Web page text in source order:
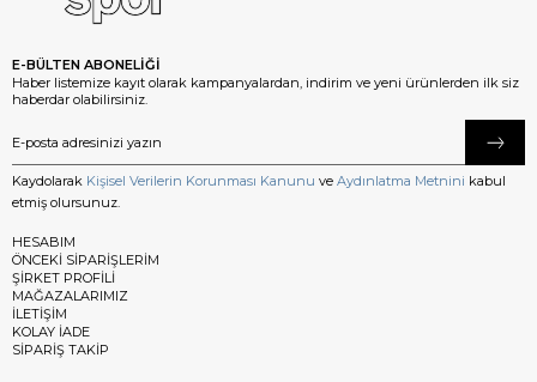
E-BÜLTEN ABONELİĞİ
Haber listemize kayıt olarak kampanyalardan, indirim ve yeni ürünlerden ilk siz
haberdar olabilirsiniz.
Kaydolarak Kişisel Verilerin Korunması Kanunu ve Aydınlatma Metnini kabul
etmiş olursunuz.
HESABIM
ÖNCEKİ SİPARİŞLERİM
ŞİRKET PROFİLİ
MAĞAZALARIMIZ
İLETİŞİM
KOLAY İADE
SİPARİŞ TAKİP